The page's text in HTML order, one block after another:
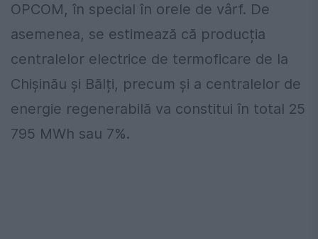
OPCOM, în special în orele de vârf. De
asemenea, se estimează că producția
centralelor electrice de termoficare de la
Chișinău și Bălți, precum și a centralelor de
energie regenerabilă va constitui în total 25
795 MWh sau 7%.